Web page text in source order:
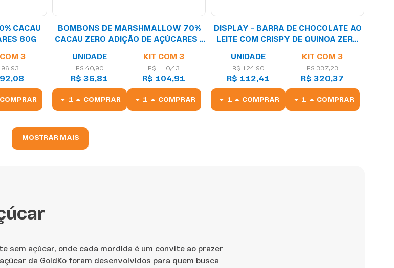
CACAU
80G
3
96,93
92,08
COMPRAR
BOMBONS DE MARSHMALLOW 70%
CACAU ZERO ADIÇÃO DE AÇÚCARES -
UNIDADE
R$ 40,90
R$ 36,81
COMPRAR
KIT COM 3
R$ 110,43
R$ 104,91
COMPRAR
DISPLAY - BARRA DE CHOCOLATE AO
LEITE COM CRISPY DE QUINOA ZERO
UNIDADE
R$ 124,90
R$ 112,41
COMPRAR
KIT COM 3
R$ 337,23
R$ 320,37
COMPRAR
MOSTRAR MAIS
sem açúcar, onde cada mordida é um convite ao prazer
da GoldKo foram desenvolvidos para quem busca